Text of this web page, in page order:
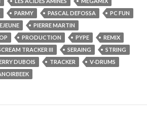
PARMY PASCAL DEFOSSA
PC FUN
PIERRE MARTIN
PRODUCTION PYPE
REMIX
TRACKER III SERAING
STRING
DUBOIS TRACKER
V-DRUMS